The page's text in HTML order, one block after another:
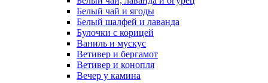
Белый чай и ягоды
Белый шалфей и лаванда
Булочки с корицей
Ваниль и мускус
Ветивер и бергамот
Ветивер и конопля
Вечер у камина